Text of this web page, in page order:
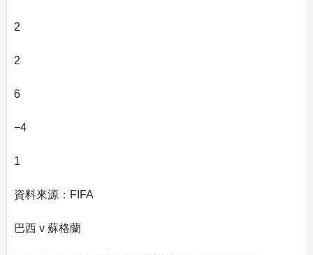
2
2
6
−4
1
資料來源：FIFA
巴西 v 蘇格蘭